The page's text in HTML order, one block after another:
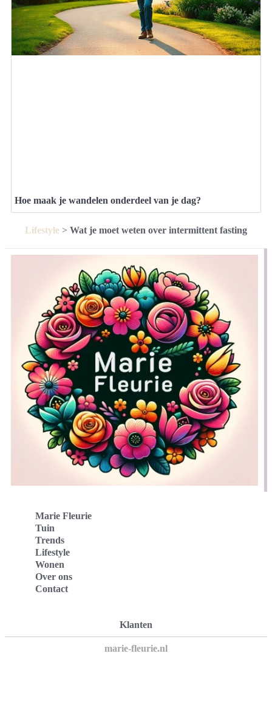
Hoe maak je wandelen onderdeel van je dag?
Lifestyle > Wat je moet weten over intermittent fasting
Marie Fleurie
Tuin
Trends
Lifestyle
Wonen
Over ons
Contact
Klanten
marie-fleurie.nl